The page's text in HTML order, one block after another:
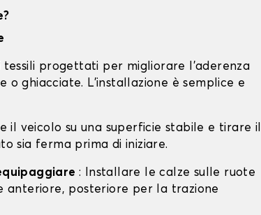
tessili progettati per migliorare l'aderenza
o ghiacciate. L'installazione è semplice e
il veicolo su una superficie stabile e tirare il
sia ferma prima di iniziare.
: Installare le calze sulle ruote
anteriore, posteriore per la trazione